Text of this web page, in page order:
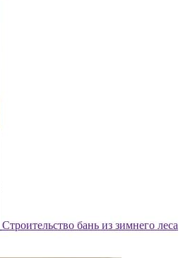
Строительство бань из зимнего леса